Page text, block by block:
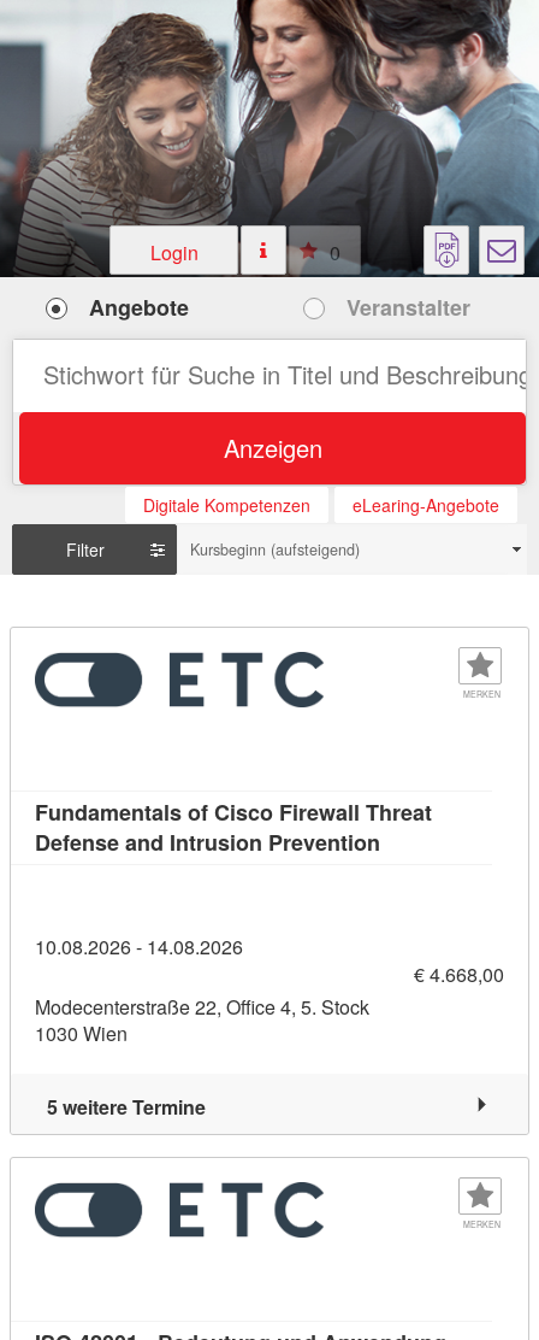
Login 0
Angebote Veranstalter
Anzeigen
Digitale Kompetenzen
eLearing-Angebote
Filter
Kursbeginn (aufsteigend)
MERKEN
Fundamentals of Cisco Firewall Threat
Defense and Intrusion Prevention
10.08.2026 - 14.08.2026
€ 4.668,00
Modecenterstraße 22, Office 4, 5. Stock
1030 Wien
5 weitere Termine
MERKEN